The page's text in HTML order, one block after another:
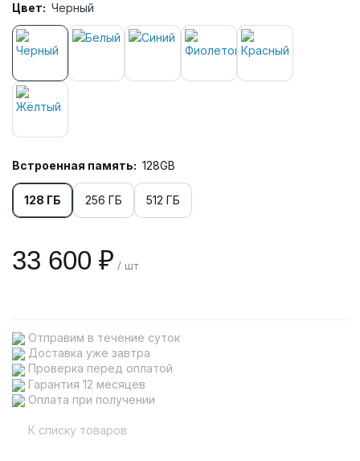
Цвет: Черный
Встроенная память: 128GB
128 ГБ 256 ГБ 512 ГБ
33 600 ₽ / шт
Отправим в течение суток
Доставка уже завтра
Проверка перед оплатой
Гарантия 12 месяцев
Оплата при получении
К списку товаров